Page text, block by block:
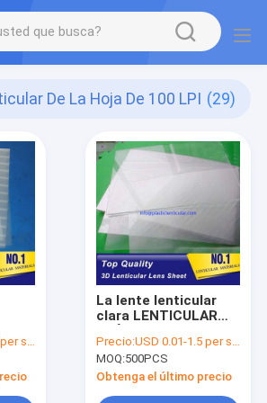
De La Hoja De 100 LPI (29)
la
sheet
La lente lenticular
clara LENTICULAR
de la LPI 3D del
ANIMAL DOMÉSTICO
100 cubre los
materiales plásticos
Precio:USD 0.01-1.5 per sheet
MOQ:500PCS
Obtenga el último precio